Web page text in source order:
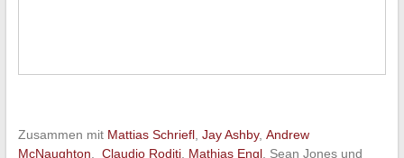
Zusammen mit Mattias Schriefl, Jay Ashby, Andrew
McNaughton
Claudio Roditi, Mathias Engl, Sean Jones und